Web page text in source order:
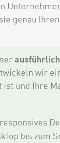
genau
wir
ist und Ihre
bis zum